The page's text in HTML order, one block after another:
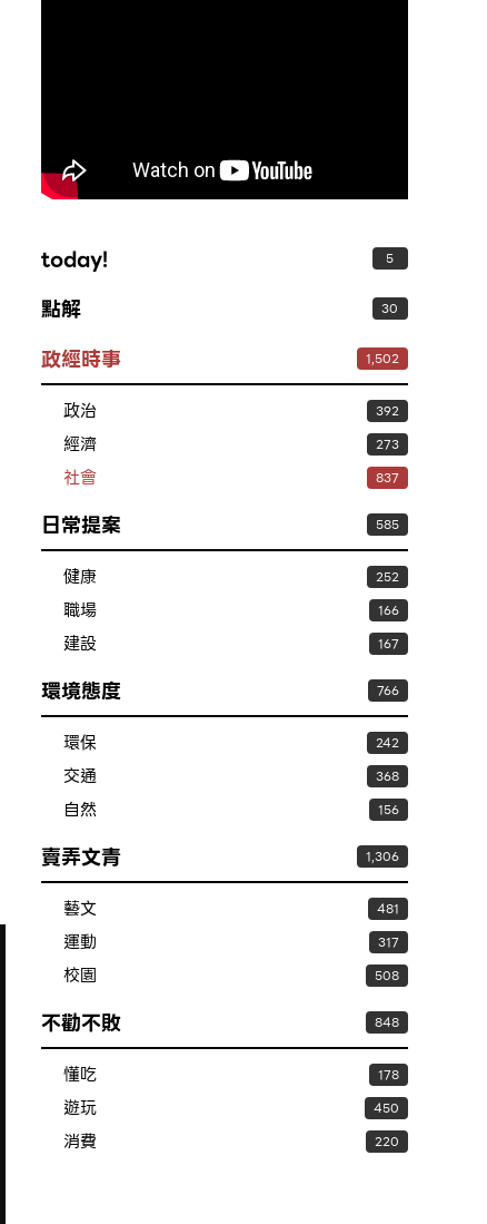
today! 5
點解 30
政經時事 1,502
政治 392
經濟 273
社會 837
日常提案 585
健康 252
職場 166
建設 167
環境態度 766
環保 242
交通 368
自然 156
賣弄文青 1,306
藝文 481
運動 317
校園 508
不勸不敗 848
懂吃 178
遊玩 450
消費 220